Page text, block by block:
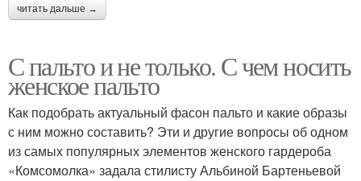
читать дальше →
С пальто и не только. С чем носить
женское пальто
Как подобрать актуальный фасон пальто и какие образы
с ним можно составить? Эти и другие вопросы об одном
из самых популярных элементов женского гардероба
«Комсомолка» задала стилисту Альбиной Бартеньевой